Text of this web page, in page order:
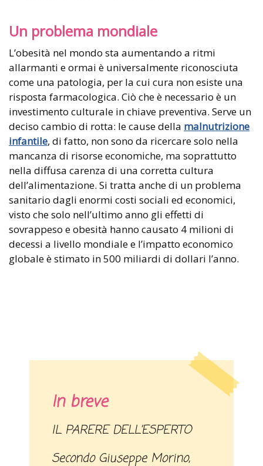
Un problema mondiale
L’obesità nel mondo sta aumentando a ritmi
allarmanti e ormai è universalmente riconosciuta
come una patologia, per la cui cura non esiste una
risposta farmacologica. Ciò che è necessario è un
investimento culturale in chiave preventiva. Serve un
deciso cambio di rotta: le cause della malnutrizione
infantile, di fatto, non sono da ricercare solo nella
mancanza di risorse economiche, ma soprattutto
nella diffusa carenza di una corretta cultura
dell’alimentazione. Si tratta anche di un problema
sanitario dagli enormi costi sociali ed economici,
visto che solo nell’ultimo anno gli effetti di
sovrappeso e obesità hanno causato 4 milioni di
decessi a livello mondiale e l’impatto economico
globale è stimato in 500 miliardi di dollari l’anno.
In breve
IL PARERE DELL’ESPERTO
Secondo Giuseppe Morino,